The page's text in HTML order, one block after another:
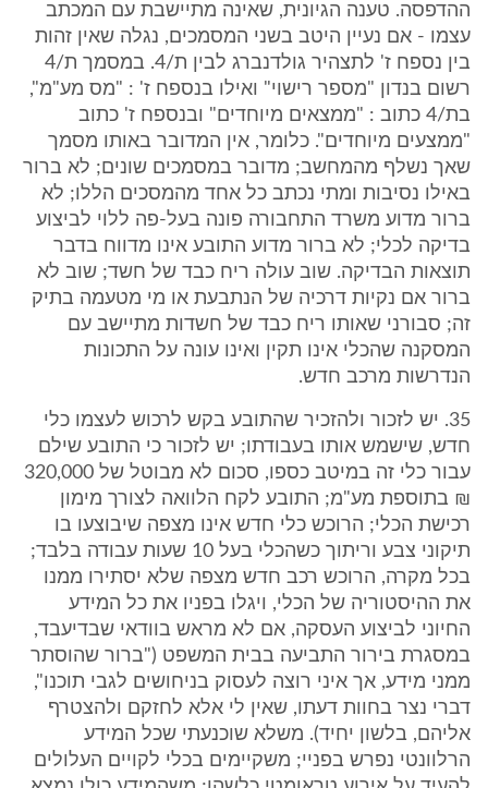
ההדפסה. טענה הגיונית, שאינה מתיישבת עם המכתב
עצמו - אם נעיין היטב בשני המסמכים, נגלה שאין זהות
בין נספח ז' לתצהיר גולדנברג לבין ת/4. במסמך ת/4
רשום בנדון "מספר רישוי" ואילו בנספח ז' : "מס מע"מ",
בת/4 כתוב : "ממצאים מיוחדים" ובנספח ז' כתוב
"ממצעים מיוחדים". כלומר, אין המדובר באותו מסמך
שאך נשלף מהמחשב; מדובר במסמכים שונים; לא ברור
באילו נסיבות ומתי נכתב כל אחד מהמסכים הללו; לא
ברור מדוע משרד התחבורה פונה בעל-פה ללוי לביצוע
בדיקה לכלי; לא ברור מדוע התובע אינו מדווח בדבר
תוצאות הבדיקה. שוב עולה ריח כבד של חשד; שוב לא
ברור אם נקיות דרכיה של הנתבעת או מי מטעמה בתיק
זה; סבורני שאותו ריח כבד של חשדות מתיישב עם
המסקנה שהכלי אינו תקין ואינו עונה על התכונות
הנדרשות מרכב חדש.
35. יש לזכור ולהזכיר שהתובע בקש לרכוש לעצמו כלי
חדש, שישמש אותו בעבודתו; יש לזכור כי התובע שילם
עבור כלי זה במיטב כספו, סכום לא מבוטל של 320,000
₪ בתוספת מע"מ; התובע לקח הלוואה לצורך מימון
רכישת הכלי; הרוכש כלי חדש אינו מצפה שיבוצעו בו
תיקוני צבע וריתוך כשהכלי בעל 10 שעות עבודה בלבד;
בכל מקרה, הרוכש רכב חדש מצפה שלא יסתירו ממנו
את ההיסטוריה של הכלי, ויגלו בפניו את כל המידע
החיוני לביצוע העסקה, אם לא מראש בוודאי שבדיעבד,
במסגרת בירור התביעה בבית המשפט ("ברור שהוסתר
ממני מידע, אך איני רוצה לעסוק בניחושים לגבי תוכנו",
דברי נצר בחוות דעתו, שאין לי אלא לחזקם ולהצטרף
אליהם, בלשון יחיד). משלא שוכנעתי שכל המידע
הרלוונטי נפרש בפניי; משקיימים בכלי לקויים העלולים